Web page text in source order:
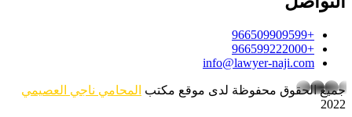
+966509909599
+966599222000
info@lawyer-naji.com
جميع الحقوق محفوظة لدى موقع مكتب المحامي ناجي العصيمي
2022
whatsapp